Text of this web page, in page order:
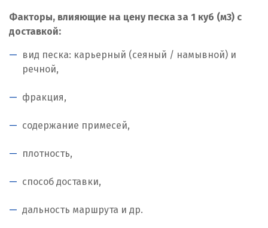
Факторы, влияющие на цену песка за 1 куб (м3) с
доставкой:
вид песка: карьерный (сеяный / намывной) и
речной,
фракция,
содержание примесей,
плотность,
способ доставки,
дальность маршрута и др.